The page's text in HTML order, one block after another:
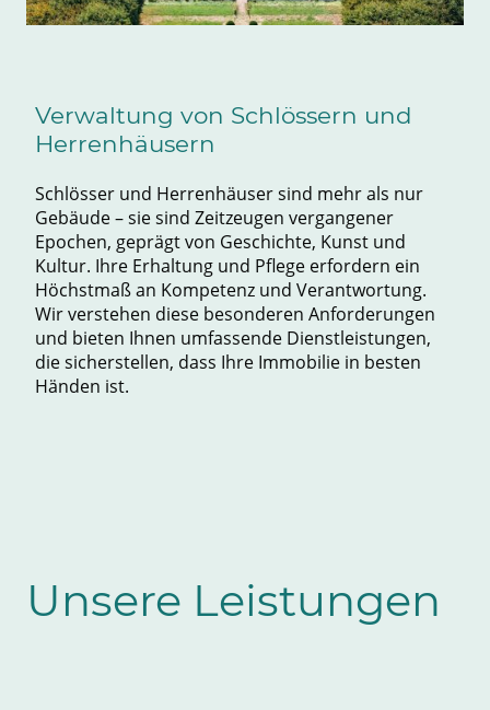
Verwaltung von Schlössern und
Herrenhäusern
Schlösser und Herrenhäuser sind mehr als nur
Gebäude – sie sind Zeitzeugen vergangener
Epochen, geprägt von Geschichte, Kunst und
Kultur. Ihre Erhaltung und Pflege erfordern ein
Höchstmaß an Kompetenz und Verantwortung.
Wir verstehen diese besonderen Anforderungen
und bieten Ihnen umfassende Dienstleistungen,
die sicherstellen, dass Ihre Immobilie in besten
Händen ist.
Unsere Leistungen